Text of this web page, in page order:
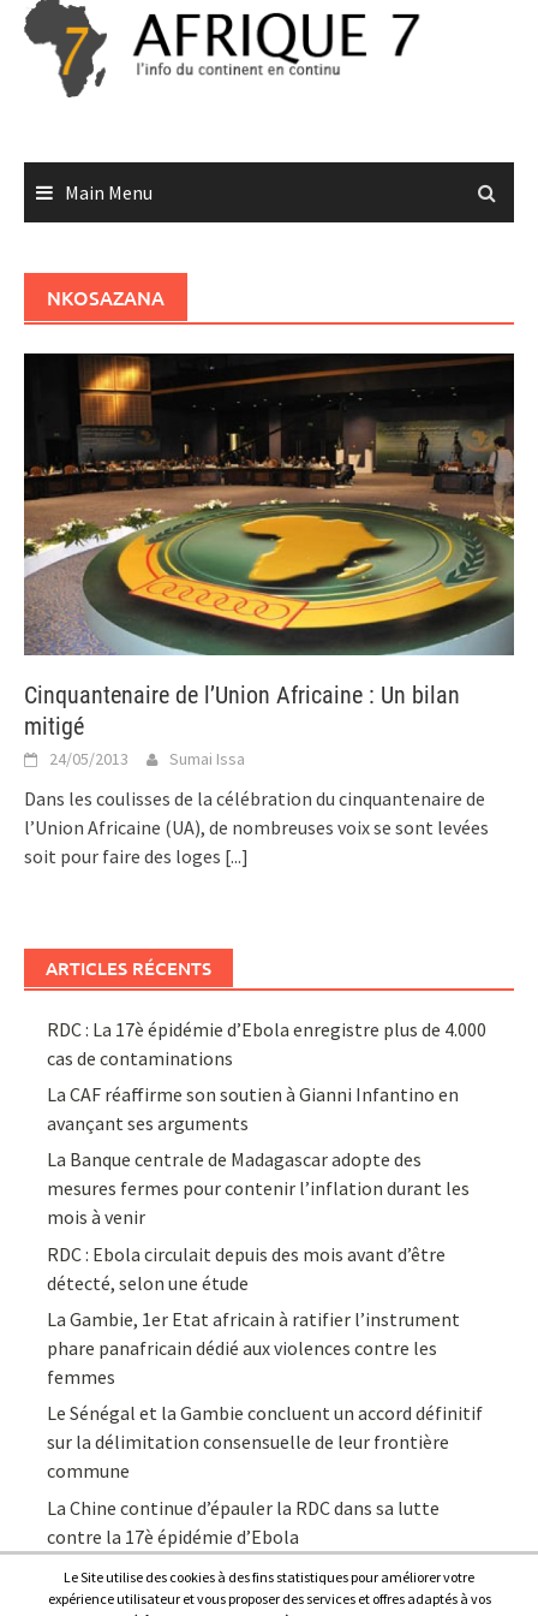
Skip
content
Main Menu
NKOSAZANA
Cinquantenaire de l’Union Africaine : Un bilan
mitigé
24/05/2013 Sumai Issa
Dans les coulisses de la célébration du cinquantenaire de
l’Union Africaine (UA), de nombreuses voix se sont levées
soit pour faire des loges [...]
ARTICLES RÉCENTS
RDC : La 17è épidémie d’Ebola enregistre plus de 4.000
cas de contaminations
La CAF réaffirme son soutien à Gianni Infantino en
avançant ses arguments
La Banque centrale de Madagascar adopte des
mesures fermes pour contenir l’inflation durant les
mois à venir
RDC : Ebola circulait depuis des mois avant d’être
détecté, selon une étude
La Gambie, 1er Etat africain à ratifier l’instrument
phare panafricain dédié aux violences contre les
femmes
Le Sénégal et la Gambie concluent un accord définitif
sur la délimitation consensuelle de leur frontière
commune
La Chine continue d’épauler la RDC dans sa lutte
contre la 17è épidémie d’Ebola
Le Site utilise des cookies à des fins statistiques pour améliorer votre
expérience utilisateur et vous proposer des services et offres adaptés à vos